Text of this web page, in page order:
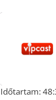
Időtartam: